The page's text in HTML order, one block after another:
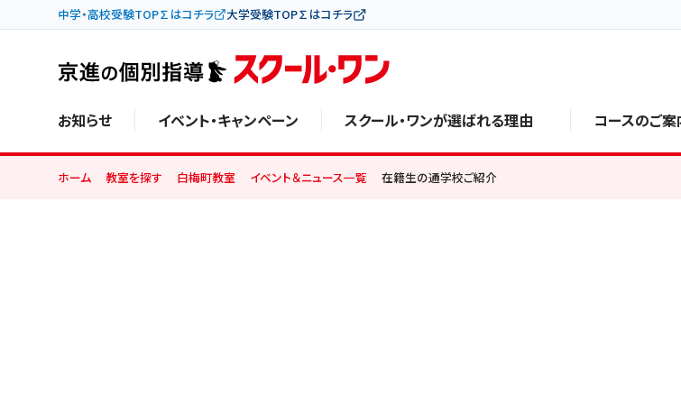
中学・高校受験TOP∑はコチラ 大学受験TOP∑はコチラ
お知らせ イベント・キャンペーン スクール・ワンが選ばれる理由 コースのご案
ホーム 教室を探す 白梅町教室 イベント＆ニュース一覧 在籍生の通学校ご紹介